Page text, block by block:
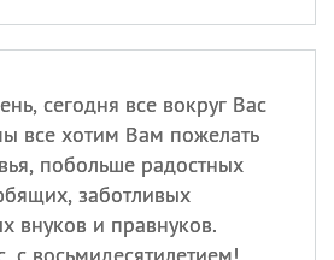
сегодня все вокруг Вас
все хотим Вам пожелать
побольше радостных
заботливых
внуков и правнуков.